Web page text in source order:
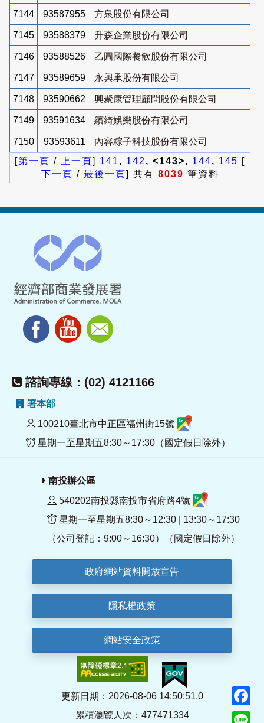
7144 93587955 方泉股份有限公司
7145 93588379 升森企業股份有限公司
7146 93588526 乙圓國際餐飲股份有限公司
7147 93589659 永興承股份有限公司
7148 93590662 興聚康管理顧問股份有限公司
7149 93591634 繽綺娛樂股份有限公司
7150 93593611
內容粽子科技股份有限公司
[第一頁 / 上一頁] 141 , 142 , <143>, 144, 145 [
下一頁 / 最後一頁] 共有 8039 筆資料
諮詢專線：(02) 4121166
署本部
100210臺北市中正區福州街15號
星期一至星期五8:30～17:30（國定假日除外）
南投辦公區
540202南投縣南投市省府路4號
星期一至星期五8:30～12:30 | 13:30～17:30
（公司登記：9:00～16:30）（國定假日除外）
政府網站資料開放宣告
隱私權政策
網站安全政策
更新日期：2026-08-06 14:50:51.0
累積瀏覽人次：477471334